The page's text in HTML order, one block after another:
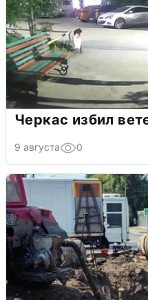
Черкас избил
9 августа 0